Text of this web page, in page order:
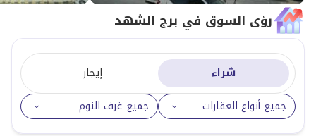
رؤى السوق في برج الشهد
شراء
إيجار
جميع أنواع العقارات
جميع غرف النوم